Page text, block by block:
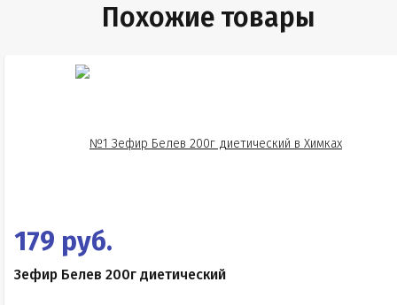
Похожие товары
179 руб.
Зефир Белев 200г диетический